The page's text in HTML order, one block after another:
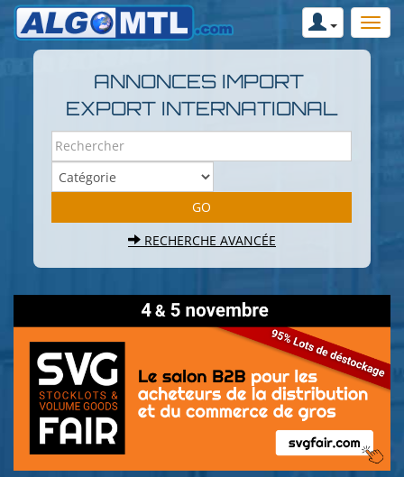
ANNONCES IMPORT
EXPORT INTERNATIONAL
RECHERCHE AVANCÉE